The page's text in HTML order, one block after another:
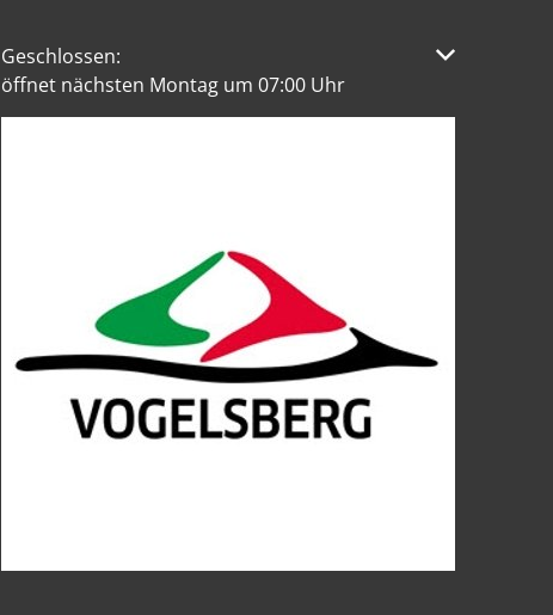
Klicken, um weitere Öffnungs- oder Schließzeiten
Geschlossen:
öffnet nächsten Montag um 07:00 Uhr